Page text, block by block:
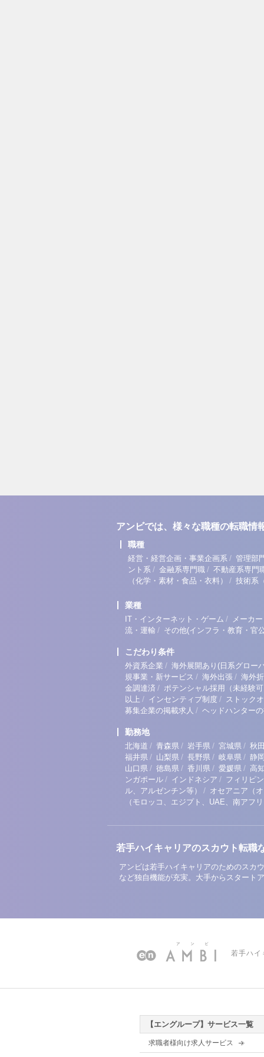
アンビでは、様々な職種の転職情
職種
経営・経営企画・事業企画系 / 管理部
ント系 / 金融系専門職 / 不動産系専門
（化学・素材・食品・衣料）
/ 技術系
業種
IT・インターネット・ゲーム / メーカー
流・運輸 / その他(インフラ・教育・官
こだわり条件
外資系企業 / 海外展開あり(日系グロー
規事業・新サービス / 海外出張 / 海外
金調達済 / ポテンシャル採用（未経験
以上 / インセンティブ制度 / ストック
募集企業の掲載求人 / ヘッドハンター
勤務地
北海道 / 青森県 / 岩手県 / 宮城県 / 秋
福井県 / 山梨県 / 長野県 / 岐阜県 / 静
山口県 / 徳島県 / 香川県 / 愛媛県 / 高
ンガポール / インドネシア / フィリピン
ル、アルゼンチン等）
/ オセアニア（
（モロッコ、エジプト、UAE、南アフ
若手ハイキャリアのスカウト転職
アンビは若手ハイキャリアのためのスカ
など独自機能が充実。大手からスタート
若手ハ
【エングループ】サービス一覧
求職者様向け求人サービス